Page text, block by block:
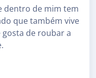
dentro de mim tem
que também vive
gosta de roubar a